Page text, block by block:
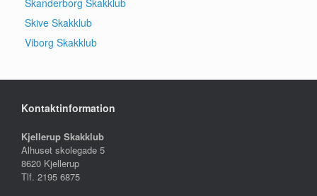
Skive Skakklub
Viborg Skakklub
Kontaktinformation
Kjellerup Skakklub
Alhuset skolegade 5
8620 Kjellerup
Tlf. 2195 6875